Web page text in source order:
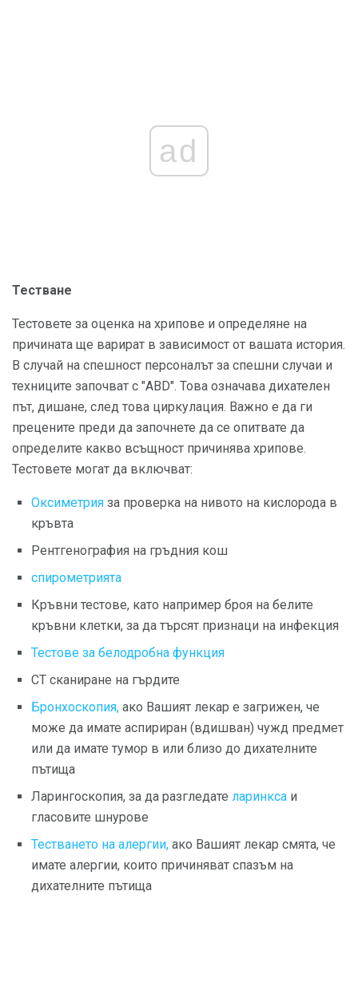
ad
Тестване
Тестовете за оценка на хрипове и определяне на
причината ще варират в зависимост от вашата история.
В случай на спешност персоналът за спешни случаи и
техниците започват с "ABD". Това означава дихателен
път, дишане, след това циркулация. Важно е да ги
прецените преди да започнете да се опитвате да
определите какво всъщност причинява хрипове.
Тестовете могат да включват:
Оксиметрия за проверка на нивото на кислорода в
кръвта
Рентгенография на гръдния кош
спирометрията
Кръвни тестове, като например броя на белите
кръвни клетки, за да търсят признаци на инфекция
Тестове за белодробна функция
CT сканиране на гърдите
Бронхоскопия, ако Вашият лекар е загрижен, че
може да имате аспириран (вдишван) чужд предмет
или да имате тумор в или близо до дихателните
пътища
Ларингоскопия, за да разгледате ларинкса и
гласовите шнурове
Тестването на алергии, ако Вашият лекар смята, че
имате алергии, които причиняват спазъм на
дихателните пътища